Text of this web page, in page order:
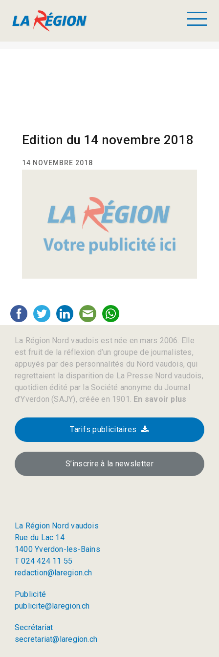
Edition du 14 novembre 2018
14 NOVEMBRE 2018
La Région Nord vaudois est née en mars 2006. Elle
est fruit de la réflexion d’un groupe de journalistes,
appuyés par des personnalités du Nord vaudois, qui
regrettaient la disparition de La Presse Nord vaudois,
quotidien édité par la Société anonyme du Journal
d’Yverdon (SAJY), créée en 1901. En savoir plus
Tarifs publicitaires
S’inscrire à la newsletter
La Région Nord vaudois
Rue du Lac 14
1400 Yverdon-les-Bains
T 024 424 11 55
redaction@laregion.ch
Publicité
publicite@laregion.ch
Secrétariat
secretariat@laregion.ch